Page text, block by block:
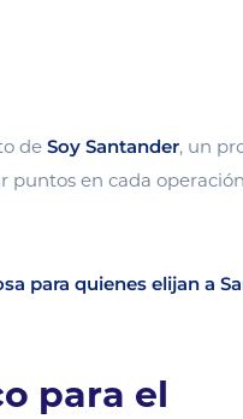
de Soy Santander, un
puntos en cada
para quienes elijan a
para el